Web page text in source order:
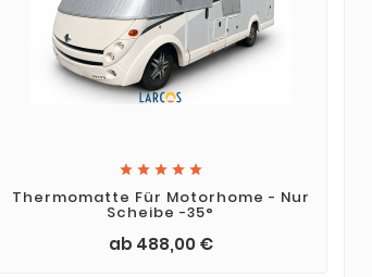
    
Thermomatte Für Motorhome - Nur
Scheibe -35°
ab 488,00 €